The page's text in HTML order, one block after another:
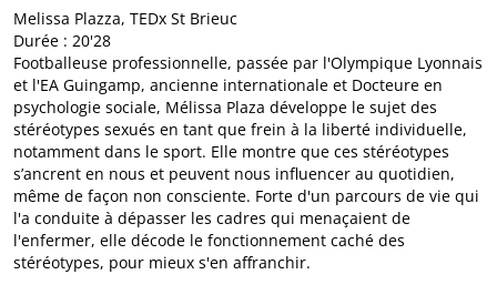
Melissa Plazza, TEDx St Brieuc
Durée : 20'28
Footballeuse professionnelle, passée par l'Olympique Lyonnais
et l'EA Guingamp, ancienne internationale et Docteure en
psychologie sociale, Mélissa Plaza développe le sujet des
stéréotypes sexués en tant que frein à la liberté individuelle,
notamment dans le sport. Elle montre que ces stéréotypes
s’ancrent en nous et peuvent nous influencer au quotidien,
même de façon non consciente. Forte d'un parcours de vie qui
l'a conduite à dépasser les cadres qui menaçaient de
l'enfermer, elle décode le fonctionnement caché des
stéréotypes, pour mieux s'en affranchir.